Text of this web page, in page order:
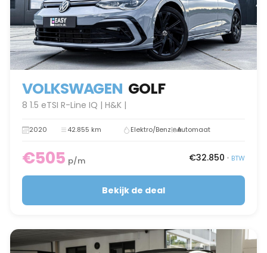
VOLKSWAGEN GOLF
8 1.5 eTSI R-Line IQ | H&K |
2020 42.855 km Elektro/BenzineAutomaat
€505 p/m €32.850 • BTW
Bekijk de deal